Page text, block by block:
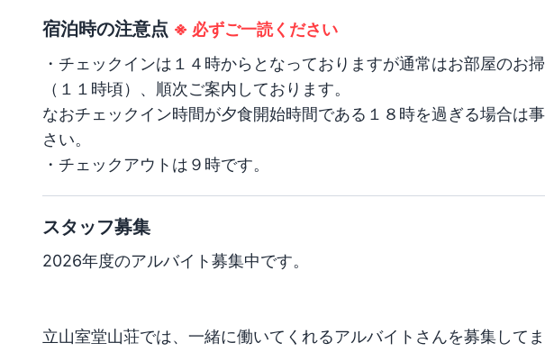
宿泊時の注意点 ※ 必ずご一読ください
・チェックインは１４時からとなっておりますが通常はお部屋のお
（１１時頃）、順次ご案内しております。
なおチェックイン時間が夕食開始時間である１８時を過ぎる場合は
さい。
・チェックアウトは９時です。
スタッフ募集
2026年度のアルバイト募集中です。
立山室堂山荘では、一緒に働いてくれるアルバイトさんを募集してま